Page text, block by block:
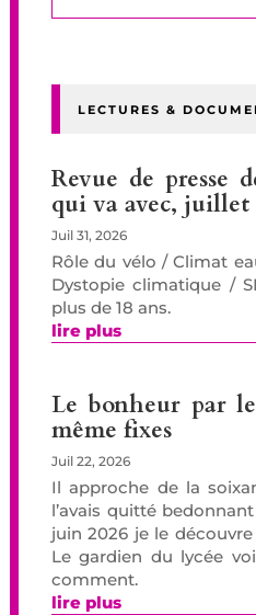
LECTURES &
Revue de
qui va avec, juillet
Juil 31, 2026
Rôle du vélo / Climat
Dystopie climatique /
plus de 18 ans.
lire plus
Le bonheur par
même fixes
Juil 22, 2026
Il approche de la
l’avais quitté
juin 2026 je le
Le gardien du lycée
comment.
lire plus